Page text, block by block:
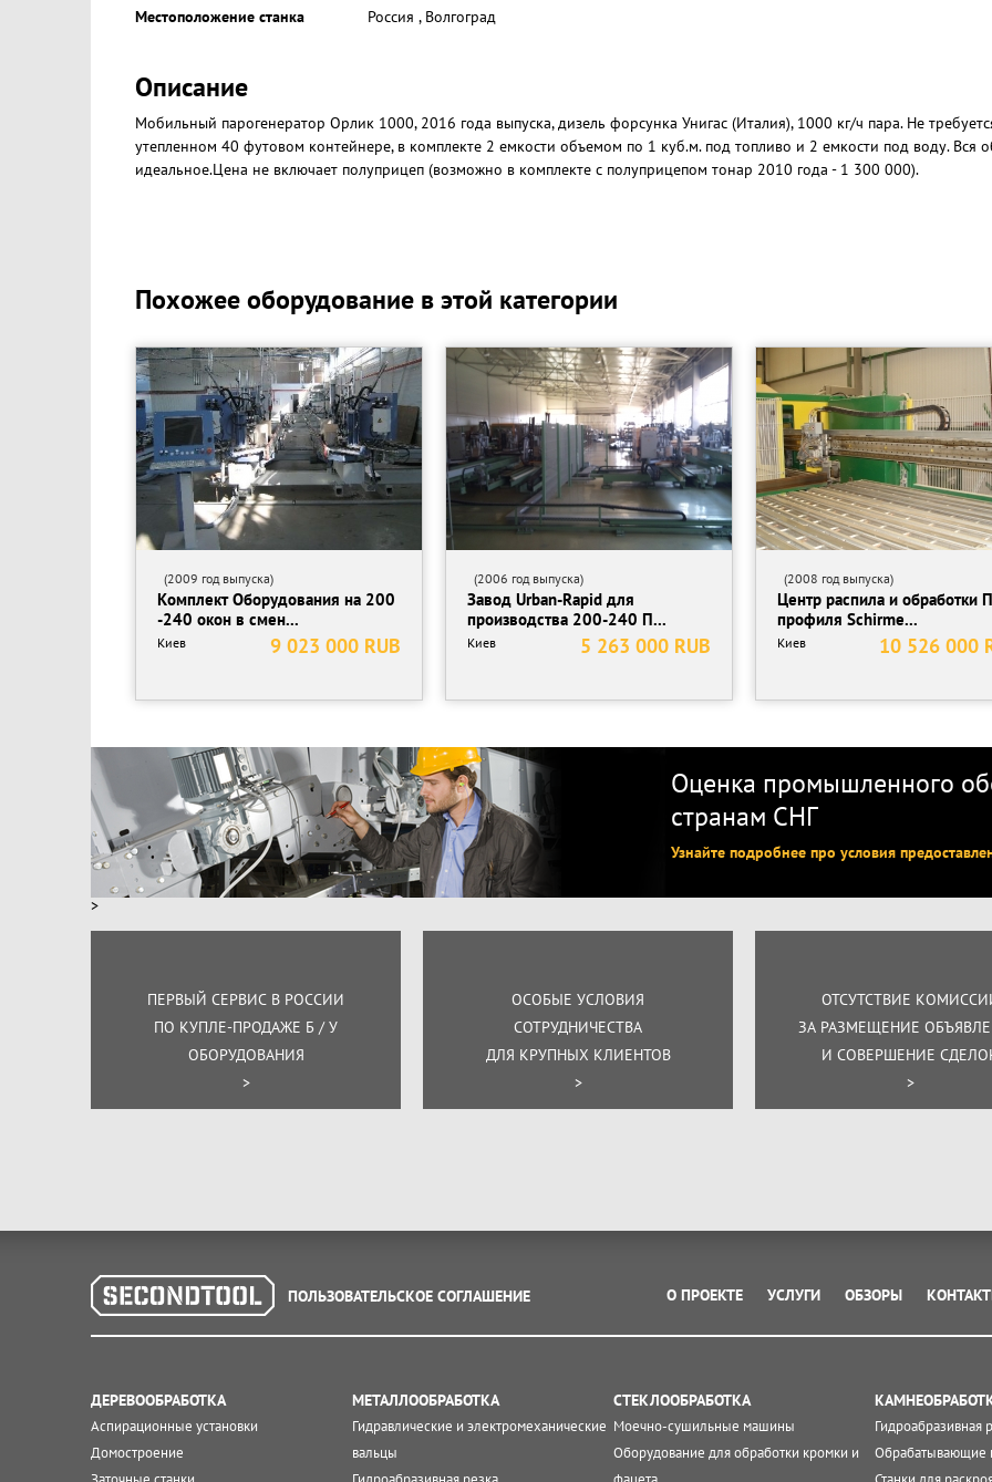
Местоположение станка
Россия , Волгоград
Описание
Мобильный парогенератор Орлик 1000, 2016 года выпуска, дизель форсунка Унигас (Италия), 1000 кг/ч пара. Не
утепленном 40 футовом контейнере, в комплекте 2 емкости объемом по 1 куб.м. под топливо и 2 емкости под воду. Вся
идеальное.Цена не включает полуприцеп (возможно в комплекте с полуприцепом тонар 2010 года - 1 300 000).
Похожее оборудование в этой категории
(2009 год выпуска)
Комплект Оборудования на 200
-240 окон в смен...
9 023 000 RUB
Киев
(2006 год выпуска)
Завод Urban-Rapid для
производства 200-240 П...
5 263 000 RUB
Киев
(2008 год выпуска)
Центр распила и обработки
профиля Schirme...
10 526 000
Киев
Оценка промышленного
странам СНГ
Узнайте подробнее про условия
>
ПЕРВЫЙ СЕРВИС В РОССИИ
ПО КУПЛЕ-ПРОДАЖЕ Б / У
ОБОРУДОВАНИЯ
>
ОСОБЫЕ УСЛОВИЯ
СОТРУДНИЧЕСТВА
ДЛЯ КРУПНЫХ КЛИЕНТОВ
>
ОТСУТСТВИЕ
ЗА РАЗМЕЩЕНИЕ
И СОВЕРШЕНИЕ
>
ПОЛЬЗОВАТЕЛЬСКОЕ СОГЛАШЕНИЕ О ПРОЕКТЕ УСЛУГИ ОБЗОРЫ
ДЕРЕВООБРАБОТКА
Аспирационные установки
Домостроение
МЕТАЛЛООБРАБОТКА
Гидравлические и электромеханические
вальцы
СТЕКЛООБРАБОТКА
Моечно-сушильные машины
Оборудование для обработки кромки и
Гидроабразивная
Обрабатывающие